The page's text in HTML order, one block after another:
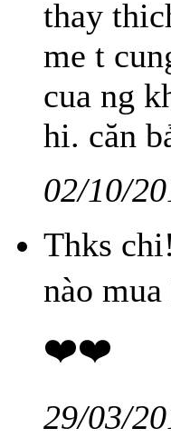
thay
me t
cua ng
hi. căn
02/10/
Thks
nào
❤️❤️
29/03/